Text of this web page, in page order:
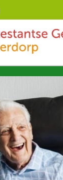
Protestantse
van
Leiderdorp
071-